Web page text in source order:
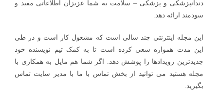
دندانپزشکی و پزشکی – سلامت به شما عزیزان اطلاعاتی مفید و
سودمند ارائه دهد.
این مجله اینترنتی چند سالی است که مشغول کار است و در طی
این مدت همواره سعی کرده است تا به کمک تیم نویسنده خود
جدیدترین رویدادها را پوشش دهد. اگر شما هم مایل به همکاری با
مجله هستید می توانید از بخش تماس با ما با مدیر سایت تماس
بگیرید.